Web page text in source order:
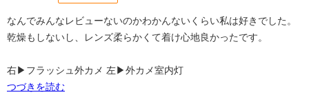
なんでみんなレビューないのかわかんないくらい私は好きでした。
乾燥もしないし、レンズ柔らかくて着け心地良かったです。
右▶︎フラッシュ外カメ 左▶外カメ室内灯
つづきを読む